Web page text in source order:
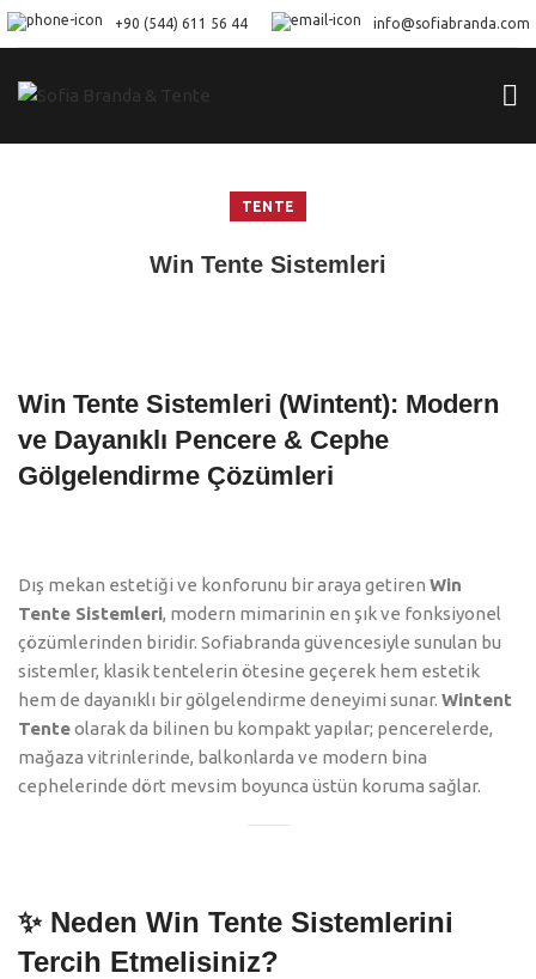
+90 (544) 611 56 44 info@sofiabranda.com
TENTE
Win Tente Sistemleri
Win Tente Sistemleri (Wintent): Modern
ve Dayanıklı Pencere & Cephe
Gölgelendirme Çözümleri
Dış mekan estetiği ve konforunu bir araya getiren Win
Tente Sistemleri, modern mimarinin en şık ve fonksiyonel
çözümlerinden biridir. Sofiabranda güvencesiyle sunulan bu
sistemler, klasik tentelerin ötesine geçerek hem estetik
hem de dayanıklı bir gölgelendirme deneyimi sunar. Wintent
Tenteolarak da bilinen bu kompakt yapılar; pencerelerde,
mağaza vitrinlerinde, balkonlarda ve modern bina
cephelerinde dört mevsim boyunca üstün koruma sağlar.
✨ Neden Win Tente Sistemlerini
Tercih Etmelisiniz?